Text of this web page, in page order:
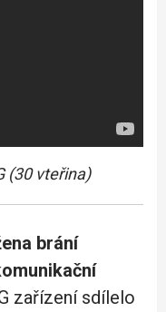
(30 vteřina)
brání
zařízení sdílelo